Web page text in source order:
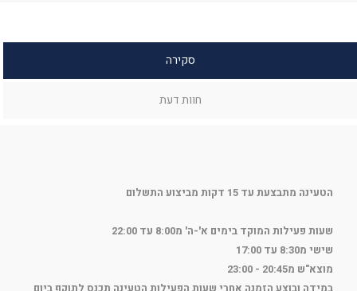
סקירה
חוות דעת
הטעינה מתבצעת עד 15 דקות מביצוע התשלום
שעות פעילות המוקד בימים א'-ה' מ8:00 עד 22:00
שישי מ8:30 עד 17:00
מוצא"ש מ20:45 - 23:00